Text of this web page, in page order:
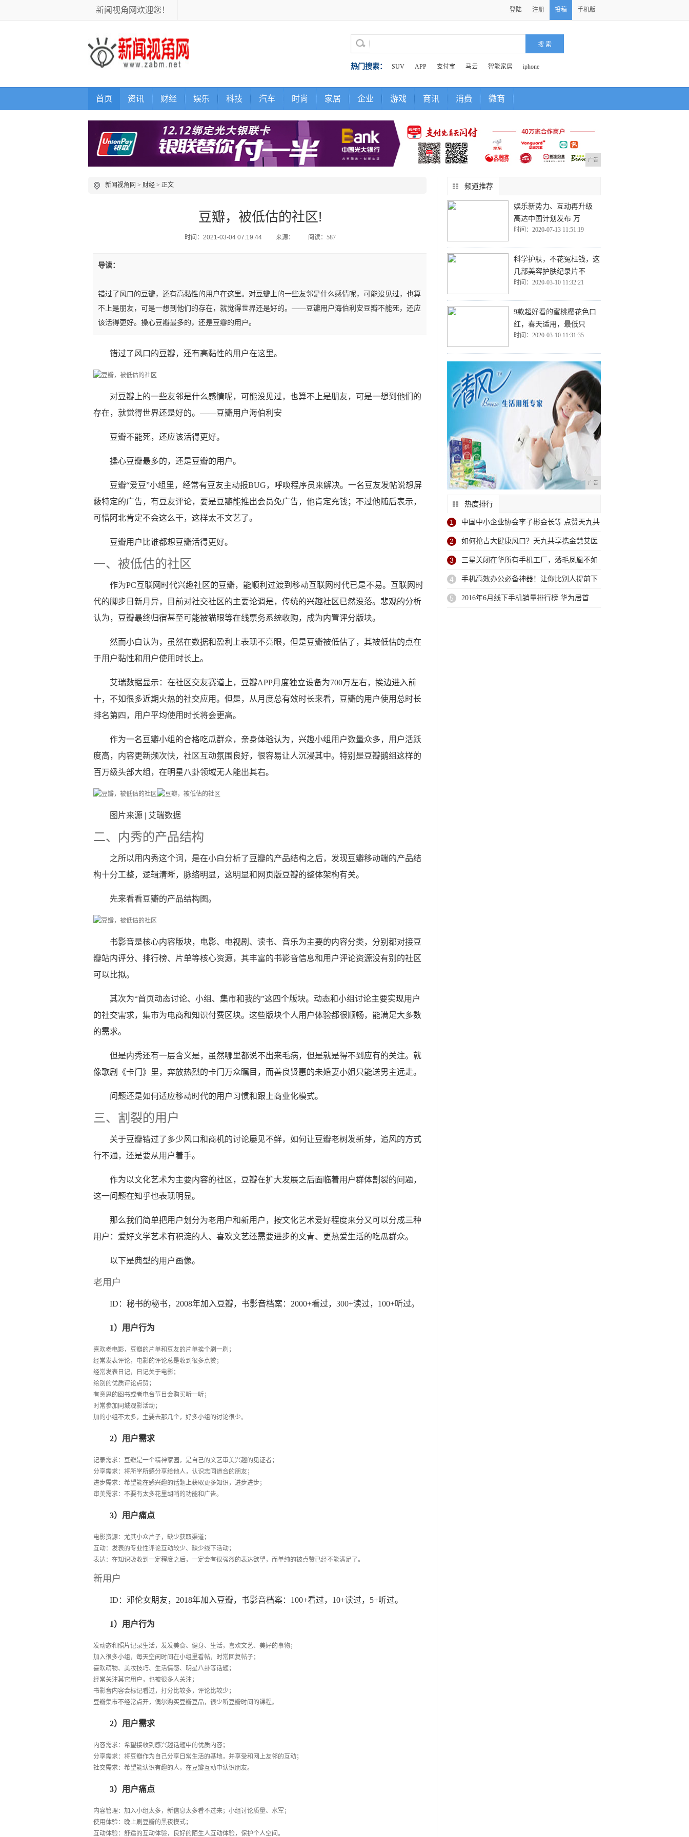
新闻视角网欢迎您！ 登陆 注册 投稿 手机版
热门搜索： SUV APP 支付宝 马云 智能家居 iphone
首页 资讯 财经 娱乐 科技 汽车 时尚 家居 企业 游戏 商讯 消费 微商
广告
新闻视角网 > 财经 > 正文
豆瓣，被低估的社区!
时间：2021-03-04 07:19:44 来源： 阅读：587
导读：
错过了风口的豆瓣，还有高黏性的用户在这里。对豆瓣上的一些友邻是什么感情呢，可能没见过，也算
不上是朋友，可是一想到他们的存在，就觉得世界还是好的。——豆瓣用户海伯利安豆瓣不能死，还应
该活得更好。操心豆瓣最多的，还是豆瓣的用户。
错过了风口的豆瓣，还有高黏性的用户在这里。
对豆瓣上的一些友邻是什么感情呢，可能没见过，也算不上是朋友，可是一想到他们的
存在，就觉得世界还是好的。——豆瓣用户海伯利安
豆瓣不能死，还应该活得更好。
操心豆瓣最多的，还是豆瓣的用户。
豆瓣“爱豆”小组里，经常有豆友主动报BUG，呼唤程序员来解决。一名豆友发帖说想屏
蔽特定的广告，有豆友评论，要是豆瓣能推出会员免广告，他肯定充钱；不过他随后表示，
可惜阿北肯定不会这么干，这样太不文艺了。
豆瓣用户比谁都想豆瓣活得更好。
一、被低估的社区
作为PC互联网时代兴趣社区的豆瓣，能顺利过渡到移动互联网时代已是不易。互联网时
代的脚步日新月异，目前对社交社区的主要论调是，传统的兴趣社区已然没落。悲观的分析
认为，豆瓣最终归宿甚至可能被猫眼等在线票务系统收购，成为内置评分版块。
然而小白认为，虽然在数据和盈利上表现不亮眼，但是豆瓣被低估了，其被低估的点在
于用户黏性和用户使用时长上。
艾瑞数据显示：在社区交友赛道上，豆瓣APP月度独立设备为700万左右，挨边进入前
十，不如很多近期火热的社交应用。但是，从月度总有效时长来看，豆瓣的用户使用总时长
排名第四，用户平均使用时长将会更高。
作为一名豆瓣小组的合格吃瓜群众，亲身体验认为，兴趣小组用户数量众多，用户活跃
度高，内容更新频次快，社区互动氛围良好，很容易让人沉浸其中。特别是豆瓣鹅组这样的
百万级头部大组，在明星八卦领域无人能出其右。
图片来源 | 艾瑞数据
二、内秀的产品结构
之所以用内秀这个词，是在小白分析了豆瓣的产品结构之后，发现豆瓣移动端的产品结
构十分工整，逻辑清晰，脉络明显，这明显和网页版豆瓣的整体架构有关。
先来看看豆瓣的产品结构图。
书影音是核心内容版块，电影、电视剧、读书、音乐为主要的内容分类，分别都对接豆
瓣站内评分、排行榜、片单等核心资源，其丰富的书影音信息和用户评论资源没有别的社区
可以比拟。
其次为“首页动态讨论、小组、集市和我的”这四个版块。动态和小组讨论主要实现用户
的社交需求，集市为电商和知识付费区块。这些版块个人用户体验都很顺畅，能满足大多数
的需求。
但是内秀还有一层含义是，虽然哪里都说不出来毛病，但是就是得不到应有的关注。就
像歌剧《卡门》里，奔放热烈的卡门万众瞩目，而善良贤惠的未婚妻小姐只能送男主远走。
问题还是如何适应移动时代的用户习惯和跟上商业化模式。
三、割裂的用户
关于豆瓣错过了多少风口和商机的讨论屡见不鲜，如何让豆瓣老树发新芽，追风的方式
行不通，还是要从用户着手。
作为以文化艺术为主要内容的社区，豆瓣在扩大发展之后面临着用户群体割裂的问题，
这一问题在知乎也表现明显。
那么我们简单把用户划分为老用户和新用户，按文化艺术爱好程度来分又可以分成三种
用户：爱好文学艺术有积淀的人、喜欢文艺还需要进步的文青、更热爱生活的吃瓜群众。
以下是典型的用户画像。
老用户
ID：秘书的秘书，2008年加入豆瓣，书影音档案：2000+看过，300+读过，100+听过。
1）用户行为
喜欢老电影，豆瓣的片单和豆友的片单挨个刷一刷；
经常发表评论，电影的评论总是收到很多点赞；
经常发表日记，日记关于电影；
给别的优质评论点赞；
有意思的图书或者电台节目会购买听一听；
时常参加同城观影活动；
加的小组不太多，主要去那几个，好多小组的讨论很少。
2）用户需求
记录需求：豆瓣是一个精神家园，是自己的文艺审美兴趣的见证者；
分享需求：将所学所感分享给他人，认识志同道合的朋友；
进步需求：希望能在感兴趣的话题上获取更多知识，进步进步；
审美需求：不要有太多花里胡哨的功能和广告。
3）用户痛点
电影资源：尤其小众片子，缺少获取渠道；
互动：发表的专业性评论互动较少、缺少线下活动；
表达：在知识吸收到一定程度之后，一定会有很强烈的表达欲望，而单纯的被点赞已经不能满足了。
新用户
ID：邓伦女朋友，2018年加入豆瓣，书影音档案：100+看过，10+读过，5+听过。
1）用户行为
发动态和照片记录生活，发发美食、健身、生活，喜欢文艺、美好的事物；
加入很多小组，每天空闲时间在小组里看帖，时常回复帖子；
喜欢萌物、美妆技巧、生活情感、明星八卦等话题；
经常关注其它用户，也被很多人关注；
书影音内容会标记看过，打分比较多，评论比较少；
豆瓣集市不经常点开，偶尔购买豆瓣豆品，很少听豆瓣时间的课程。
2）用户需求
内容需求：希望接收到感兴趣话题中的优质内容；
分享需求：将豆瓣作为自己分享日常生活的基地，并享受和网上友邻的互动；
社交需求：希望能认识有趣的人，在豆瓣互动中认识朋友。
3）用户痛点
内容管理：加入小组太多，新信息太多看不过来；小组讨论质量、水军；
使用体验：晚上刷豆瓣的黑夜模式；
互动体验：舒适的互动体验，良好的陌生人互动体验，保护个人空间。
频道推荐
娱乐新势力、互动再升级
高达中国计划发布 万
时间：2020-07-13 11:51:19
科学护肤，不花冤枉钱，这
几部美容护肤纪录片不
时间：2020-03-10 11:32:21
9款超好看的蜜桃樱花色口
红，春天适用，最低只
时间：2020-03-10 11:31:35
广告
热度排行
1 中国中小企业协会李子彬会长等 点赞天九共
享
2 如何抢占大健康风口？天九共享携金慧艾医
药现
3 三星关闭在华所有手机工厂，落毛凤凰不如
鸡
4 手机高效办公必备神器！让你比别人提前下
班2
5 2016年6月线下手机销量排行榜 华为居首